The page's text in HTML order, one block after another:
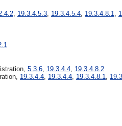
19.3.4.5.3 19.3.4.5.4 19.3.4.8.1
5.3.6 19.3.4.4 19.3.4.8.2
19.3.4.4 19.3.4.4 19.3.4.8.1